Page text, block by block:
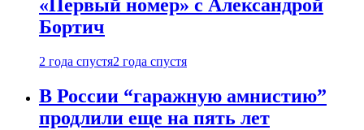
«Первый номер» с Александрой
Бортич
2 года спустя2 года спустя
В России “гаражную амнистию”
продлили еще на пять лет